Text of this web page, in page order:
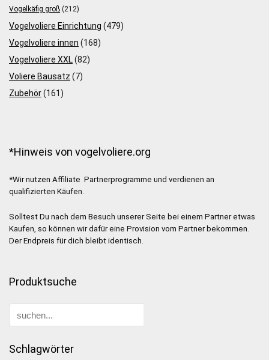
Vogelkäfig groß (212)
Vogelvoliere Einrichtung (479)
Vogelvoliere innen (168)
Vogelvoliere XXL(82)
Voliere Bausatz (7)
Zubehör(161)
*Hinweis von vogelvoliere.org
*Wir nutzen Affiliate Partnerprogramme und verdienen an
qualifizierten Käufen.
Solltest Du nach dem Besuch unserer Seite bei einem Partner etwas
Kaufen, so können wir dafür eine Provision vom Partner bekommen.
Der Endpreis für dich bleibt identisch.
Produktsuche
Schlagwörter